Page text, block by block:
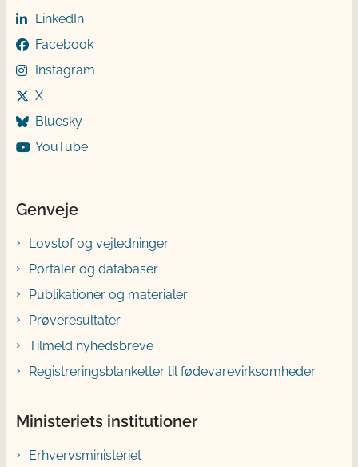
LinkedIn
Facebook
Instagram
X
Bluesky
YouTube
Genveje
Lovstof og vejledninger
Portaler og databaser
Publikationer og materialer
Prøveresultater
Tilmeld nyhedsbreve
Registreringsblanketter til fødevarevirksomheder
Ministeriets institutioner
Erhvervsministeriet